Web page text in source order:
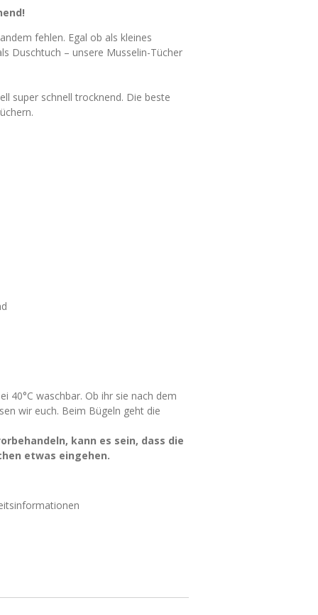
fehlen. Egal ob als kleines
Duschtuch – unsere Musselin-Tücher
super schnell trocknend. Die beste
40°C waschbar. Ob ihr sie nach dem
wir euch. Beim Bügeln geht die
kann es sein, dass die
etwas eingehen.